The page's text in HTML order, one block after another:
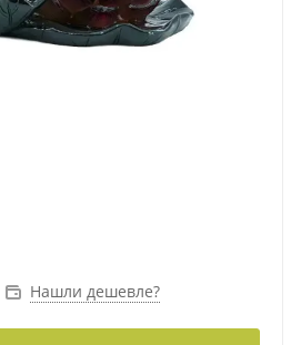
Нашли дешевле?